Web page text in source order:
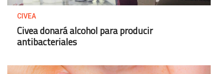
CIVEA
Civea donará alcohol para producir
antibacteriales